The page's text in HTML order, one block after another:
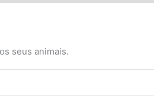
seus animais.